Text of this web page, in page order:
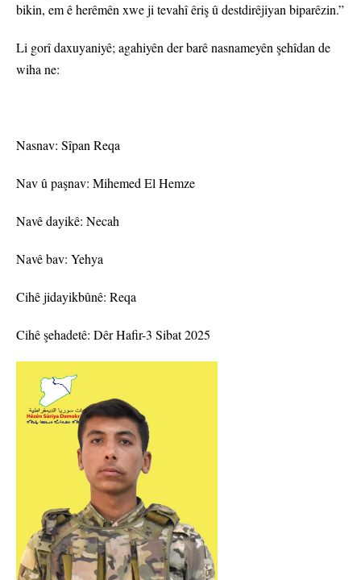
bikin, em ê herêmên xwe ji tevahî êriş û destdirêjiyan biparêzin.”
Li gorî daxuyaniyê; agahiyên der barê nasnameyên şehîdan de
wiha ne:
Nasnav: Sîpan Reqa
Nav û paşnav: Mihemed El Hemze
Navê dayikê: Necah
Navê bav: Yehya
Cihê jidayikbûnê: Reqa
Cihê şehadetê: Dêr Hafir-3 Sibat 2025